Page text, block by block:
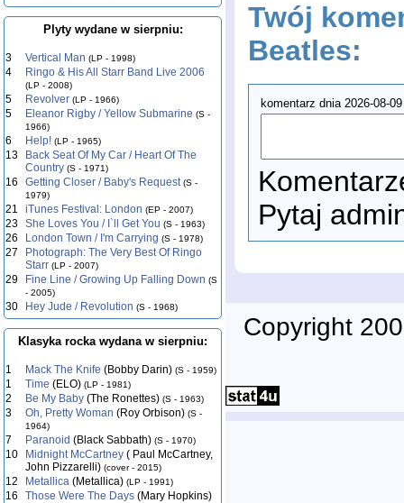
Plyty wydane w sierpniu:
3 Vertical Man (LP - 1998)
4 Ringo & His All Starr Band Live 2006
(LP - 2008)
5 Revolver (LP - 1966)
5 Eleanor Rigby / Yellow Submarine (S -
1966)
6 Help! (LP - 1965)
13
Back Seat Of My Car / Heart Of The
Country (S - 1971)
16 Getting Closer / Baby's Request (S -
1979)
21 iTunes Festival: London (EP - 2007)
23 She Loves You / I`ll Get You (S - 1963)
26 London Town / I'm Carrying (S - 1978)
27
Photograph: The Very Best Of Ringo
Starr (LP - 2007)
29 Fine Line / Growing Up Falling Down (S
- 2005)
30 Hey Jude / Revolution (S - 1968)
Klasyka rocka wydana w sierpniu:
1 Mack The Knife (Bobby Darin) (S - 1959)
1 Time (ELO) (LP - 1981)
2 Be My Baby (The Ronettes) (S - 1963)
3 Oh, Pretty Woman (Roy Orbison) (S -
1964)
7 Paranoid (Black Sabbath) (S - 1970)
10 Midnight McCartney ( Paul McCartney,
John Pizzarelli) (cover - 2015)
12 Metallica (Metallica) (LP - 1991)
16 Those Were The Days (Mary Hopkins)
Twój
Beatles:
komentarz dnia 2026-08-
Pytaj
Copyright